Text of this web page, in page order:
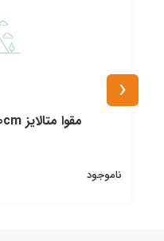
مقوا متالایز 100x70cm مشکی اشتنباخ
ناموجود
‹